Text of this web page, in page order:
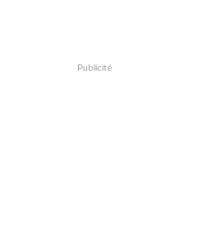
Publicité